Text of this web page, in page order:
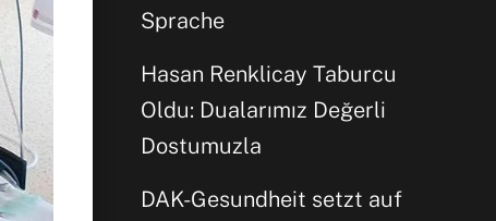
Sprache
Hasan Renklicay Taburcu
Oldu: Dualarımız Değerli
Dostumuzla
DAK-Gesundheit setzt auf